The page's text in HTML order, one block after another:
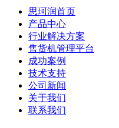
思珂润首页
产品中心
行业解决方案
售货机管理平台
成功案例
技术支持
公司新闻
关于我们
联系我们